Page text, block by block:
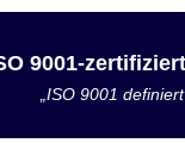
9001-zertifiziert
„ISO 9001